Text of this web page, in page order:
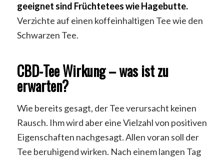
geeignet sind Früchtetees wie Hagebutte.
Verzichte auf einen koffeinhaltigen Tee wie den
Schwarzen Tee.
CBD-Tee Wirkung – was ist zu
erwarten?
Wie bereits gesagt, der Tee verursacht keinen
Rausch. Ihm wird aber eine Vielzahl von positiven
Eigenschaften nachgesagt. Allen voran soll der
Tee beruhigend wirken. Nach einem langen Tag